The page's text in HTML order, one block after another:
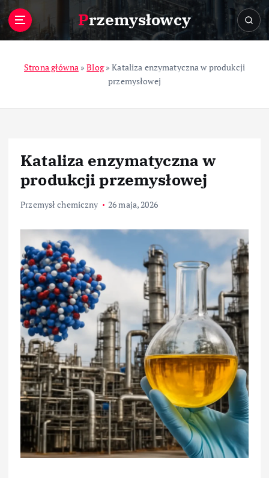
Przemysłowcy
Strona główna»Blog»Kataliza enzymatyczna w produkcji
przemysłowej
Kataliza enzymatyczna w
produkcji przemysłowej
Przemysł chemiczny 26 maja, 2026